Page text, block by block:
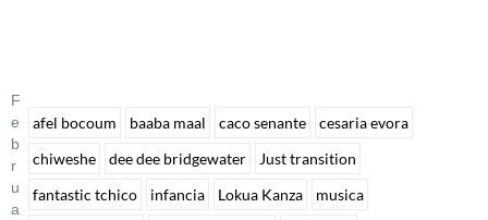
F
E
B
R
U
A
afel bocoum baaba maal caco senante
cesaria evora
chiweshe
dee dee bridgewater
Just transition
fantastic tchico
infancia Lokua Kanza
musica